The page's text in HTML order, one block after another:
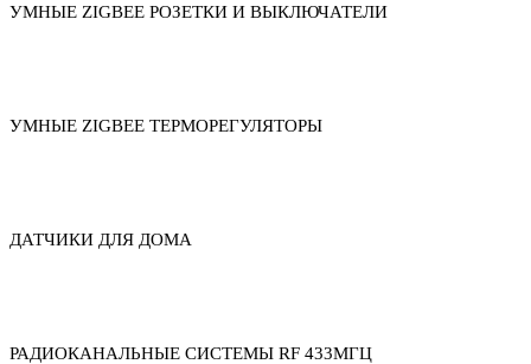
УМНЫЕ ZIGBEE РОЗЕТКИ И ВЫКЛЮЧАТЕЛИ
УМНЫЕ ZIGBEE ТЕРМОРЕГУЛЯТОРЫ
ДАТЧИКИ ДЛЯ ДОМА
РАДИОКАНАЛЬНЫЕ СИСТЕМЫ RF 433МГЦ